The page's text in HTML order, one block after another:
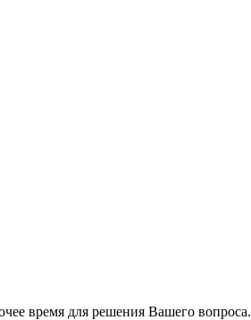
время для решения Вашего вопроса.